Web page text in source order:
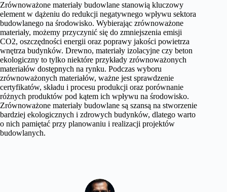
Zrównoważone materiały budowlane stanowią kluczowy
element w dążeniu do redukcji negatywnego wpływu sektora
budowlanego na środowisko. Wybierając zrównoważone
materiały, możemy przyczynić się do zmniejszenia emisji
CO2, oszczędności energii oraz poprawy jakości powietrza
wnętrza budynków. Drewno, materiały izolacyjne czy beton
ekologiczny to tylko niektóre przykłady zrównoważonych
materiałów dostępnych na rynku. Podczas wyboru
zrównoważonych materiałów, ważne jest sprawdzenie
certyfikatów, składu i procesu produkcji oraz porównanie
różnych produktów pod kątem ich wpływu na środowisko.
Zrównoważone materiały budowlane są szansą na stworzenie
bardziej ekologicznych i zdrowych budynków, dlatego warto
o nich pamiętać przy planowaniu i realizacji projektów
budowlanych.